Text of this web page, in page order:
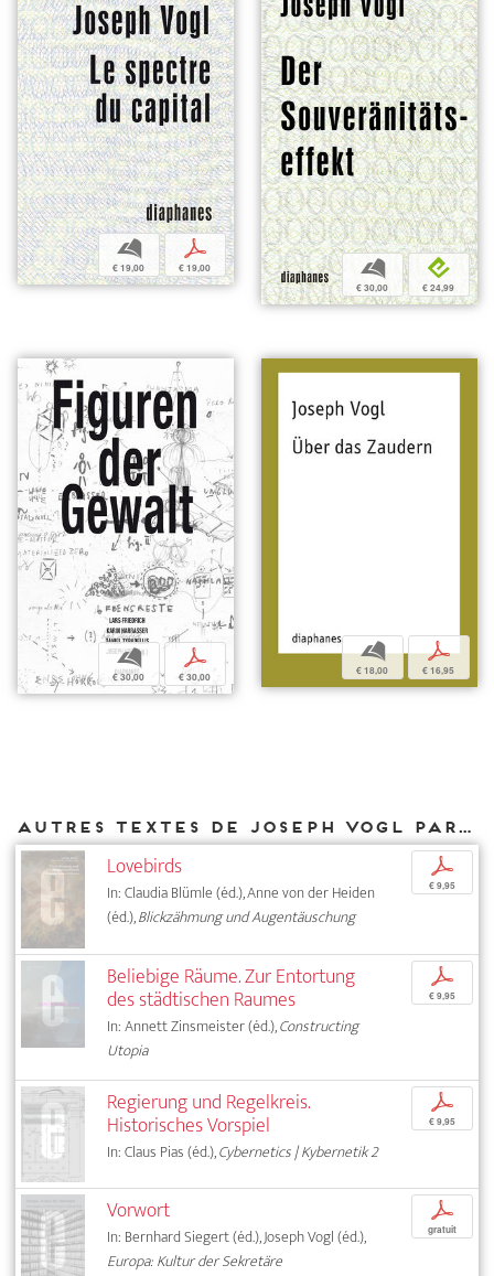
b
€ 19,00
p
€ 19,00 b
€ 30,00
e
€ 24,99
b
€ 30,00
p
€ 30,00
b
€ 18,00
p
€ 16,95
Autres textes de Joseph Vogl parus chez DIAPHANES
Lovebirds
In: Claudia Blümle (éd.), Anne von der Heiden
(éd.),Blickzähmung und Augentäuschung
p
€ 9,95
Beliebige Räume. Zur Entortung
des städtischen Raumes
In: Annett Zinsmeister (éd.),Constructing
Utopia
p
€ 9,95
Regierung und Regelkreis.
Historisches Vorspiel
In: Claus Pias (éd.),Cybernetics | Kybernetik 2
p
€ 9,95
Vorwort
In: Bernhard Siegert (éd.), Joseph Vogl (éd.),
Europa: Kultur der Sekretäre
p
gratuit